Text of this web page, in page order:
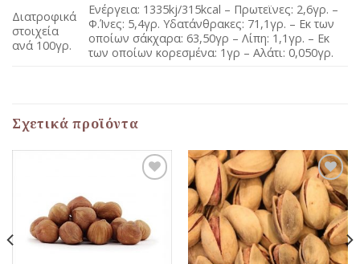
Διατροφικά
στοιχεία
ανά 100γρ.
Ενέργεια: 1335kj/315kcal – Πρωτεϊνες: 2,6γρ. –
Φ.Ίνες: 5,4γρ. Υδατάνθρακες: 71,1γρ. – Εκ των
οποίων σάκχαρα: 63,50γρ – Λίπη: 1,1γρ. – Εκ
των οποίων κορεσμένα: 1γρ – Αλάτι: 0,050γρ.
Σχετικά προϊόντα
στη Λίστα
Αγαπημένων
Προσθήκη
στη Λίστα
Αγαπημένων